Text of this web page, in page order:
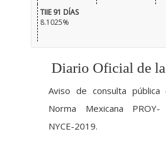
TIIE 91 DÍAS
8.1025%
Diario Oficial de
Aviso de consulta
Norma Mexicana PROY-
NYCE-2019.